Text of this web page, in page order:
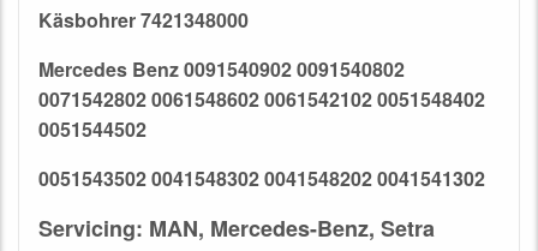
Käsbohrer 7421348000
Mercedes Benz 0091540902 0091540802
0071542802 0061548602 0061542102 0051548402
0051544502
0051543502 0041548302 0041548202 0041541302
Servicing: MAN, Mercedes-Benz, Setra